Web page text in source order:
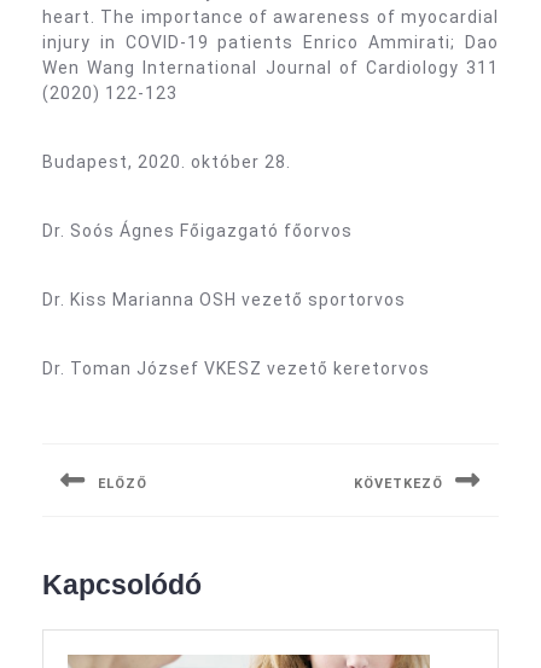
heart. The importance of awareness of myocardial
injury in COVID-19 patients Enrico Ammirati; Dao
Wen Wang International Journal of Cardiology 311
(2020) 122-123
Budapest, 2020. október 28.
Dr. Soós Ágnes Főigazgató főorvos
Dr. Kiss Marianna OSH vezető sportorvos
Dr. Toman József VKESZ vezető keretorvos
ELŐZŐ KÖVETKEZŐ
Kapcsolódó